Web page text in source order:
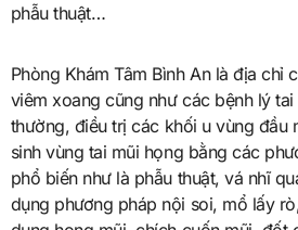
phẫu thuật…
Phòng Khám Tâm Bình An là địa chỉ
viêm xoang cũng như các bệnh lý
thường, điều trị các khối u vùng đầu
sinh vùng tai mũi họng bằng các
phổ biến như là phẫu thuật, vá nhĩ
dụng phương pháp nội soi, mổ lấy